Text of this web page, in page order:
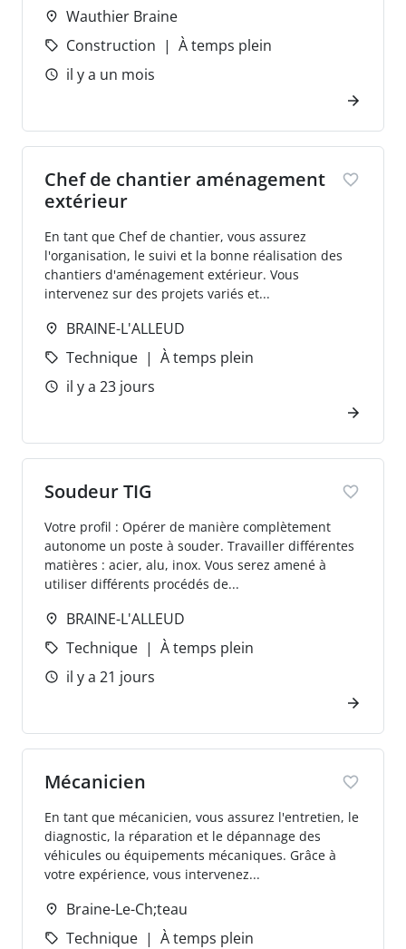
Wauthier Braine
Construction
À temps plein
il y a un mois
Chef de chantier aménagement
extérieur
En tant que Chef de chantier, vous assurez
l'organisation, le suivi et la bonne réalisation des
chantiers d'aménagement extérieur. Vous
intervenez sur des projets variés et...
BRAINE-L'ALLEUD
Technique
À temps plein
il y a 23 jours
Soudeur TIG
Votre profil : Opérer de manière complètement
autonome un poste à souder. Travailler différentes
matières : acier, alu, inox. Vous serez amené à
utiliser différents procédés de...
BRAINE-L'ALLEUD
Technique
À temps plein
il y a 21 jours
Mécanicien
En tant que mécanicien, vous assurez l'entretien, le
diagnostic, la réparation et le dépannage des
véhicules ou équipements mécaniques. Grâce à
votre expérience, vous intervenez...
Braine-Le-Ch;teau
Technique
À temps plein